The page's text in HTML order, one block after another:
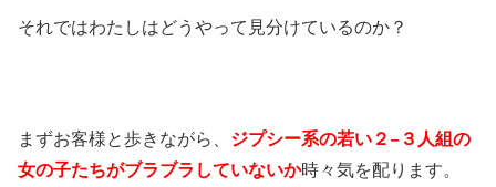
それではわたしはどうやって見分けているのか？
まずお客様と歩きながら、 ジプシー系の若い２−３人組の
女の子たちがブラブラしていないか時々気を配ります。